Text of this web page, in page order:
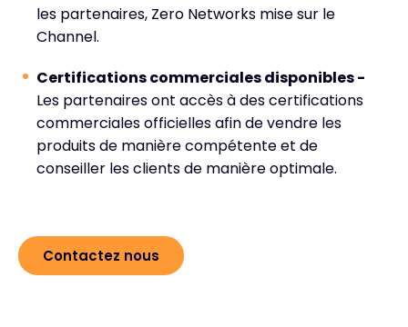
les partenaires, Zero Networks mise sur le
Channel.
Certifications commerciales disponibles -
Les partenaires ont accès à des certifications
commerciales officielles afin de vendre les
produits de manière compétente et de
conseiller les clients de manière optimale.
Contactez nous